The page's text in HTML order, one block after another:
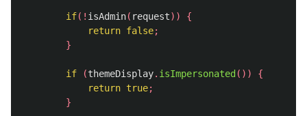
if(! isAdmin( request))
{
return false;
}
if (themeDisplay. isImpersonated ())
{
return true;
}